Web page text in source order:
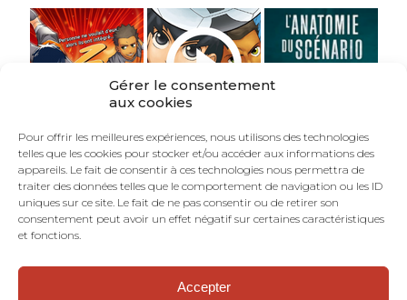
Gérer le consentement
aux cookies
Pour offrir les meilleures expériences, nous utilisons des technologies
telles que les cookies pour stocker et/ou accéder aux informations des
appareils. Le fait de consentir à ces technologies nous permettra de
traiter des données telles que le comportement de navigation ou les ID
uniques sur ce site. Le fait de ne pas consentir ou de retirer son
consentement peut avoir un effet négatif sur certaines caractéristiques
et fonctions.
Accepter